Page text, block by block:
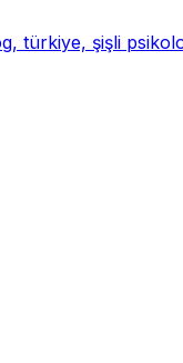
türkiye, şişli